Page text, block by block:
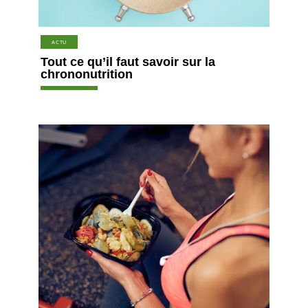
ACTU
Tout ce qu’il faut savoir sur la
chrononutrition